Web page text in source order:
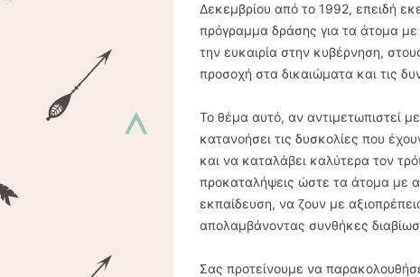
Δεκεμβρίου από το 1992, επειδή
πρόγραμμα δράσης για τα άτομα
την ευκαιρία στην κυβέρνηση,
προσοχή στα δικαιώματα και τις
Το θέμα αυτό, αν αντιμετωπιστεί
κατανοήσει τις δυσκολίες που
και να καταλάβει καλύτερα τον
προκαταλήψεις ώστε τα άτομα με
εκπαίδευση, να ζουν με
απολαμβάνοντας συνθήκες
Σας προτείνουμε να